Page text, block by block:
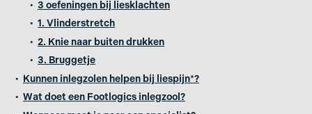
3 oefeningen bij liesklachten
1. Vlinderstretch
2. Knie naar buiten drukken
3. Bruggetje
Kunnen inlegzolen helpen bij liespijn*?
Wat doet een Footlogics inlegzool?